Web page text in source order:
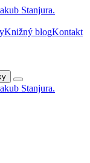
Knižný blogKontakt